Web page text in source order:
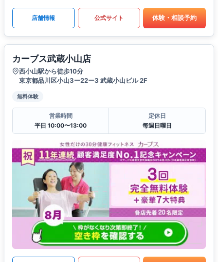
店舗情報 公式サイト 体験・相談予約
カーブス武蔵小山店
西小山駅から徒歩10分
東京都品川区小山3ー22ー3 武蔵小山ビル 2F
無料体験
営業時間
平日 10:00〜13:00
定休日
毎週日曜日